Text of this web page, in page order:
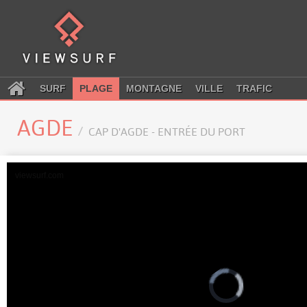
SURF PLAGE MONTAGNE VILLE TRAFIC
AGDE CAP D'AGDE - ENTRÉE DU PORT